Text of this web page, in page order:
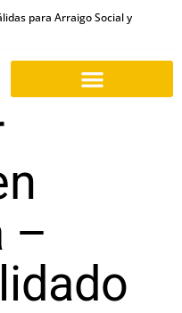
para Arraigo Social y
–